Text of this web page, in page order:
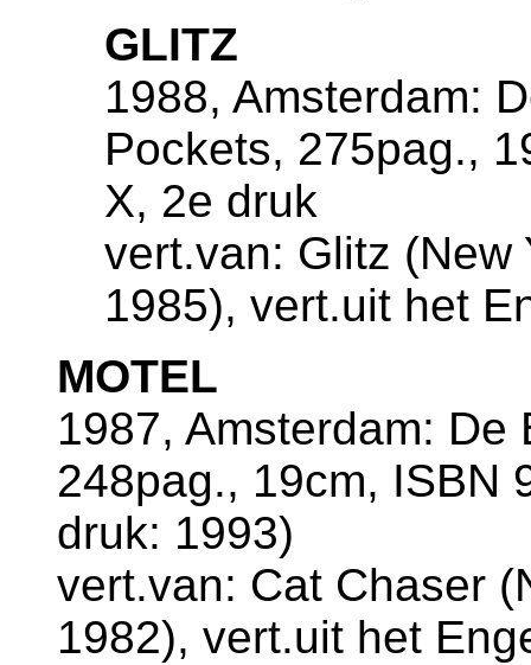
GLITZ
1988, Amsterdam:
Pockets, 275pag.,
X, 2e druk
vert.van: Glitz (New
1985), vert.uit het
MOTEL
1987, Amsterdam:
248pag., 19cm, ISBN
druk: 1993)
vert.van: Cat Chaser
1982), vert.uit het